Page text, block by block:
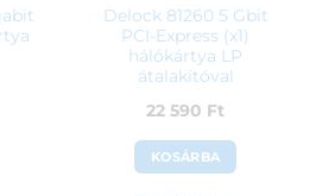
Delock 81260 5 Gbit
PCI-Express (x1)
hálókártya LP
átalakítóval
22 590 Ft
KOSÁRBA